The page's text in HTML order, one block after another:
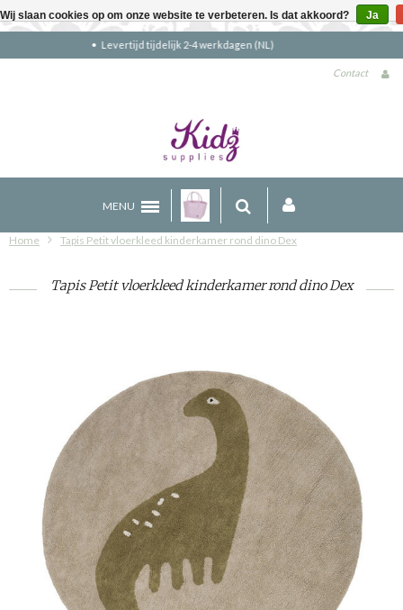
Gratis verzending boven €90 (NL)
Contact
MENU
Home Tapis Petit vloerkleed kinderkamer rond dino Dex
Tapis Petit vloerkleed kinderkamer rond dino Dex
Wij slaan cookies op om onze website te verbeteren. Is dat akkoord? Ja